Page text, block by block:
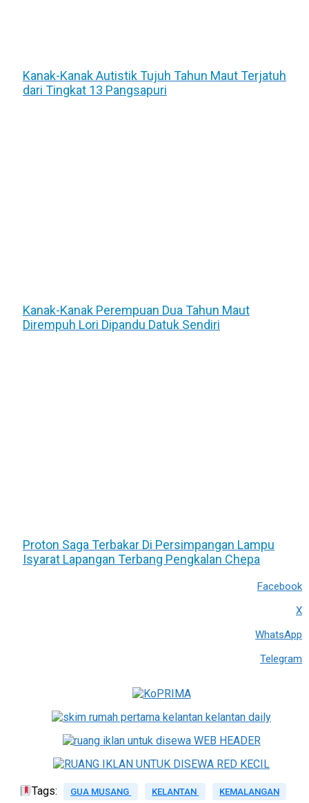
Kanak-Kanak Autistik Tujuh Tahun Maut Terjatuh
dari Tingkat 13 Pangsapuri
Kanak-Kanak Perempuan Dua Tahun Maut
Dirempuh Lori Dipandu Datuk Sendiri
Proton Saga Terbakar Di Persimpangan Lampu
Isyarat Lapangan Terbang Pengkalan Chepa
Facebook
X
WhatsApp
Telegram
Tags: GUA MUSANG KELANTAN KEMALANGAN